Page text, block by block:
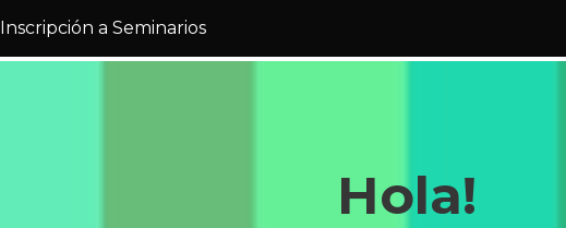
Inscripción a Seminarios
Hola!